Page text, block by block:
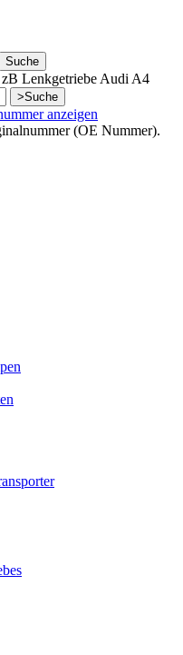
Suche
Lenkgetriebe Audi A4
>Suche
anzeigen
(OE Nummer).